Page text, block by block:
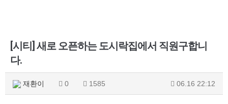
[시티] 새로 오픈하는 도시락집에서 직원구합니
다.
재환이 0 1585 06.16 22:12